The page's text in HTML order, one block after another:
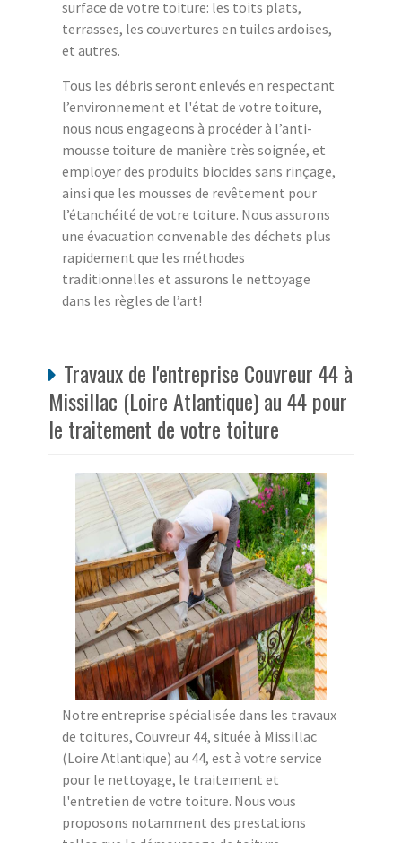
surface de votre toiture: les toits plats,
terrasses, les couvertures en tuiles ardoises,
et autres.
Tous les débris seront enlevés en respectant
l’environnement et l'état de votre toiture,
nous nous engageons à procéder à l’anti-
mousse toiture de manière très soignée, et
employer des produits biocides sans rinçage,
ainsi que les mousses de revêtement pour
l’étanchéité de votre toiture. Nous assurons
une évacuation convenable des déchets plus
rapidement que les méthodes
traditionnelles et assurons le nettoyage
dans les règles de l’art!
Travaux de l'entreprise Couvreur 44 à
Missillac (Loire Atlantique) au 44 pour
le traitement de votre toiture
Notre entreprise spécialisée dans les travaux
de toitures, Couvreur 44, située à Missillac
(Loire Atlantique) au 44, est à votre service
pour le nettoyage, le traitement et
l'entretien de votre toiture. Nous vous
proposons notamment des prestations